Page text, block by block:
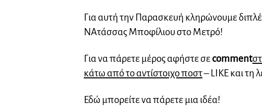
Για αυτή την Παρασκευή κληρώνουμε
ΝΑτάσσας Μποφίλιου στο Μετρό!
Για να πάρετε μέρος αφήστε σεcomment
κάτω από το αντίστοιχο ποστ– LIKE και τη
Εδώ μπορείτε να πάρετε μια ιδέα!